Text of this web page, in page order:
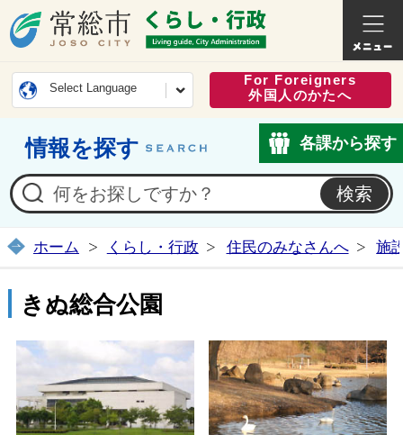
常総市公式ホームページ
くらし
Select Language
For Foreigners
外国人のかたへ
情報を探す 各課から探す
ホーム くらし・行政 住民のみなさんへ 施
きぬ総合公園